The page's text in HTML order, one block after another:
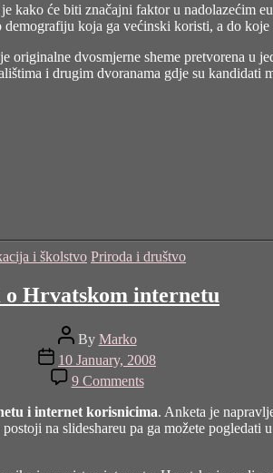
će biti značajni faktor u nadolazećim
koja ga većinski koristi, a do
dvosmjerne sheme pretvorena u
i drugim dvoranama gdje su
Categories
i školstvo Priroda i društvo
Hrvatskom internetu
Post
author
By Marko
Post
date
10 January, 2008
9 Commentson
Mitovi
o
Hrvatskom
internetu
i internet korisnicima. Anketa je
na slideshareu pa ga možete